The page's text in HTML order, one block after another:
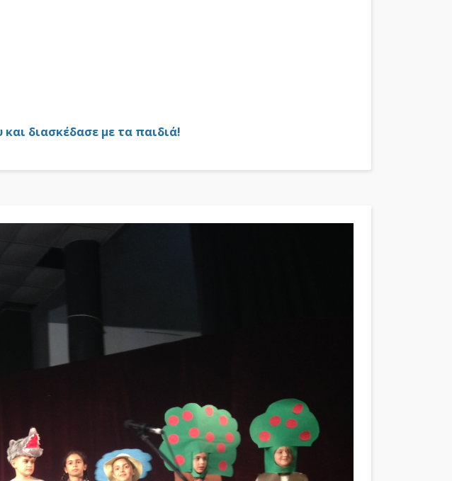
διασκέδασε με τα παιδιά!